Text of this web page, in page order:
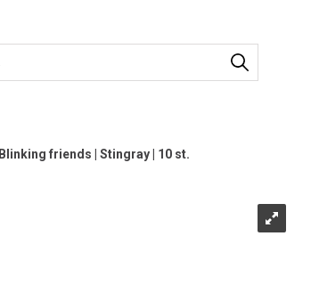
Blinking friends | Stingray | 10 st.